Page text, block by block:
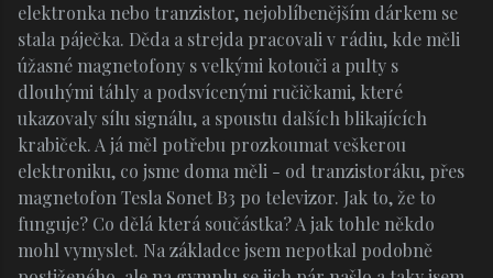
elektronka nebo tranzistor, nejoblíbenějším dárkem se
stala páječka. Děda a strejda pracovali v rádiu, kde měli
úžasné magnetofony s velkými kotouči a pulty s
dlouhými táhly a podsvícenými ručičkami, které
ukazovaly sílu signálu, a spoustu dalších blikajících
krabiček. A já měl potřebu prozkoumat veškerou
elektroniku, co jsme doma měli - od tranzistoráku, přes
magnetofon Tesla Sonet B3 po televizor. Jak to, že to
funguje? Co dělá která součástka? A jak tohle někdo
mohl vymyslet. Na základce jsem nepotkal podobně